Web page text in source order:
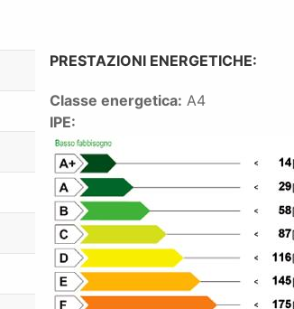
PRESTAZIONI ENERGETICHE:
Classe energetica: A4
IPE: